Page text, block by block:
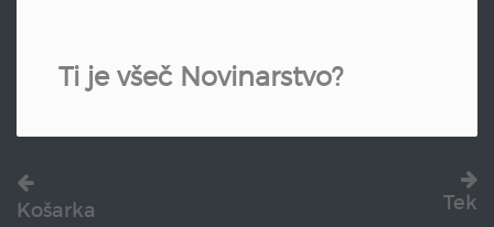
Ti je všeč Novinarstvo?
Košarka Tek